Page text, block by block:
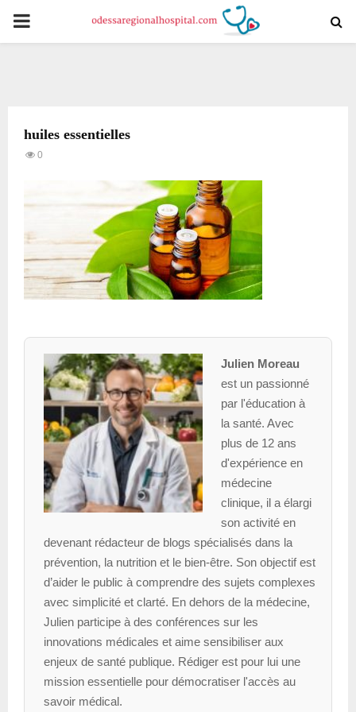
PRIMARY
huiles essentielles
0
Julien Moreau
est un passionné
par l'éducation à
la santé. Avec
plus de 12 ans
d'expérience en
médecine
clinique, il a élargi
son activité en
devenant rédacteur de blogs spécialisés dans la
prévention, la nutrition et le bien-être. Son objectif est
d’aider le public à comprendre des sujets complexes
avec simplicité et clarté. En dehors de la médecine,
Julien participe à des conférences sur les
innovations médicales et aime sensibiliser aux
enjeux de santé publique. Rédiger est pour lui une
mission essentielle pour démocratiser l'accès au
savoir médical.